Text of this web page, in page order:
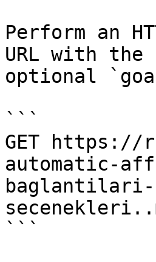
Perform an
URL with
optional
```
GET https://
automatic-
baglantilari-
```